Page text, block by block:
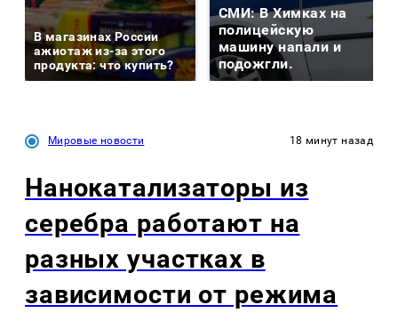
В магазинах России
ажиотаж из-за этого
продукта: что купить?
СМИ: В Химках на
полицейскую
машину напали и
подожгли.
Мировые новости 18 минут назад
Нанокатализаторы из
серебра работают на
разных участках в
зависимости от режима